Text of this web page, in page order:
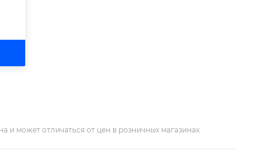
и может отличаться от цен в розничных магазинах